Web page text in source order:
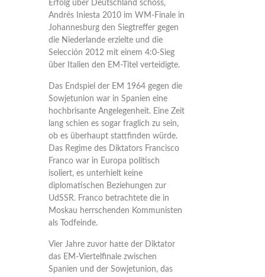
Erfolg über Deutschland schoss,
Andrés Iniesta 2010 im WM-Finale in
Johannesburg den Siegtreffer gegen
die Niederlande erzielte und die
Selección 2012 mit einem 4:0-Sieg
über Italien den EM-Titel verteidigte.
Das Endspiel der EM 1964 gegen die
Sowjetunion war in Spanien eine
hochbrisante Angelegenheit. Eine Zeit
lang schien es sogar fraglich zu sein,
ob es überhaupt stattfinden würde.
Das Regime des Diktators Francisco
Franco war in Europa politisch
isoliert, es unterhielt keine
diplomatischen Beziehungen zur
UdSSR. Franco betrachtete die in
Moskau herrschenden Kommunisten
als Todfeinde.
Vier Jahre zuvor hatte der Diktator
das EM-Viertelfinale zwischen
Spanien und der Sowjetunion, das